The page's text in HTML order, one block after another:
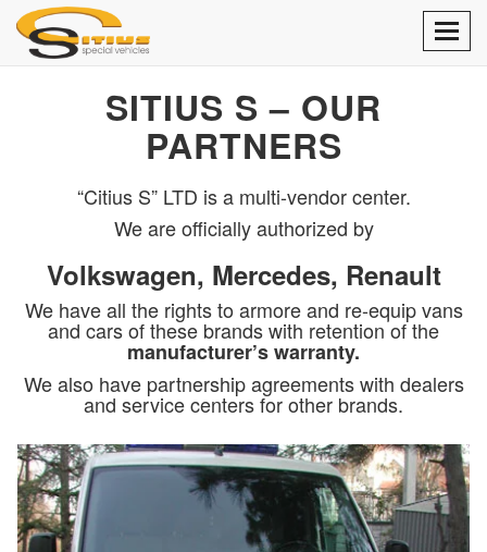
SITIUS S – OUR
PARTNERS
“Citius S” LTD is a multi-vendor center.
We are officially authorized by
Volkswagen, Mercedes, Renault
We have all the rights to armore and re-equip vans
and cars of these brands with retention of the
manufacturer’s warranty.
We also have partnership agreements with dealers
and service centers for other brands.